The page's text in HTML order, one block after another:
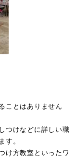
ことはありません
つけなどに詳しい職
す。
け方教室といったワ